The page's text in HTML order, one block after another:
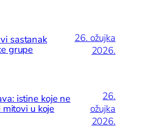
sastanak
grupe
26. ožujka
2026.
istine koje ne
u koje
26.
ožujka
2026.